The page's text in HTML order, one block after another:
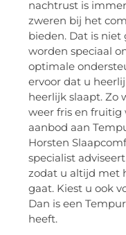
nachtrust is
zweren bij het
bieden. Dat is niet
worden speciaal
optimale
ervoor dat u
heerlijk slaapt. Zo
weer fris en fruitig
aanbod aan
Horsten
specialist
zodat u altijd met
gaat. Kiest u ook
Dan is een
heeft.